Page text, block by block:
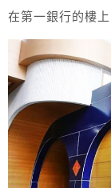
在第一銀行的樓